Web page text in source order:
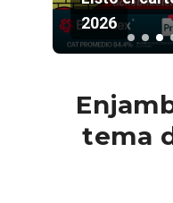
2026
tema